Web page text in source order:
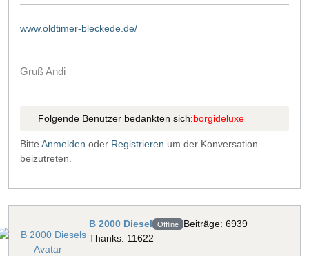
www.oldtimer-bleckede.de/
Gruß Andi
Folgende Benutzer bedankten sich:borgideluxe
Bitte Anmelden oder Registrieren um der Konversation
beizutreten.
B 2000 Diesel Offline Beiträge: 6939
Thanks: 11622